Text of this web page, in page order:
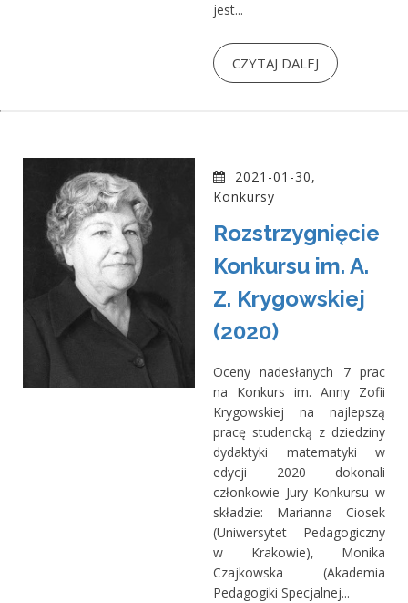
jest...
CZYTAJ DALEJ
2021-01-30,
Konkursy
Rozstrzygnięcie
Konkursu im. A.
Z. Krygowskiej
(2020)
Oceny nadesłanych 7 prac
na Konkurs im. Anny Zofii
Krygowskiej na najlepszą
pracę studencką z dziedziny
dydaktyki matematyki w
edycji 2020 dokonali
członkowie Jury Konkursu w
składzie: Marianna Ciosek
(Uniwersytet Pedagogiczny
w Krakowie), Monika
Czajkowska (Akademia
Pedagogiki Specjalnej...